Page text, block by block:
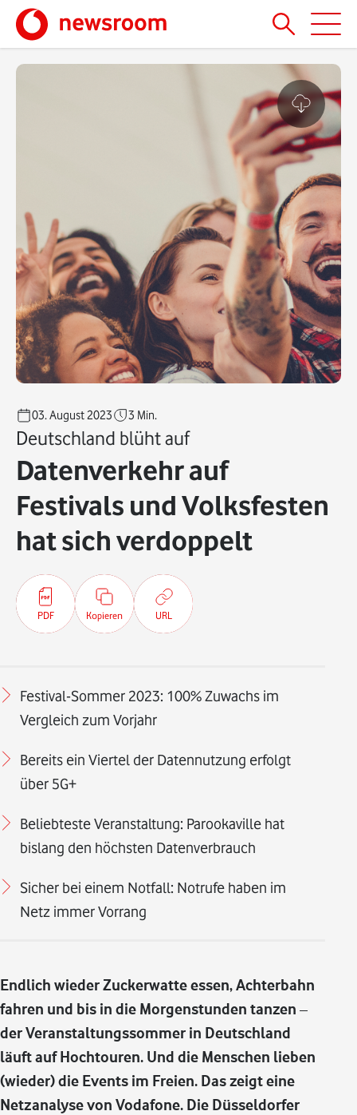
03. August 2023 3 Min.
Deutschland blüht auf
Datenverkehr auf
Festivals und Volksfesten
hat sich verdoppelt
PDF Kopieren URL
Festival-Sommer 2023: 100% Zuwachs im
Vergleich zum Vorjahr
Bereits ein Viertel der Datennutzung erfolgt
über 5G+
Beliebteste Veranstaltung: Parookaville hat
bislang den höchsten Datenverbrauch
Sicher bei einem Notfall: Notrufe haben im
Netz immer Vorrang
Endlich wieder Zuckerwatte essen, Achterbahn
fahren und bis in die Morgenstunden tanzen –
der Veranstaltungssommer in Deutschland
läuft auf Hochtouren. Und die Menschen lieben
(wieder) die Events im Freien. Das zeigt eine
Netzanalyse von Vodafone. Die Düsseldorfer